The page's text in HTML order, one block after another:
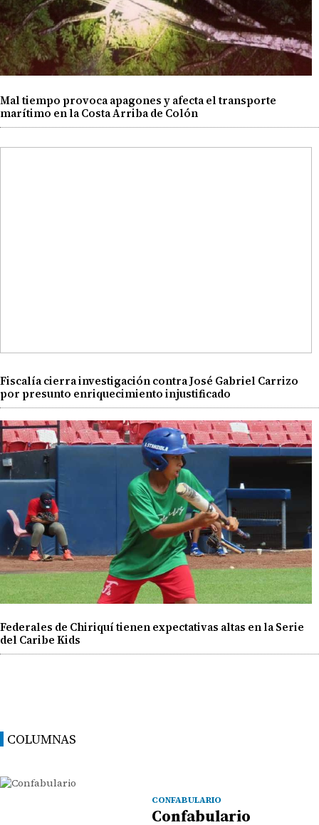
Mal tiempo provoca apagones y afecta el transporte
marítimo en la Costa Arriba de Colón
Fiscalía cierra investigación contra José Gabriel Carrizo
por presunto enriquecimiento injustificado
Federales de Chiriquí tienen expectativas altas en la Serie
del Caribe Kids
COLUMNAS
CONFABULARIO
Confabulario